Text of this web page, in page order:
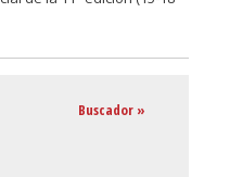
Buscador »